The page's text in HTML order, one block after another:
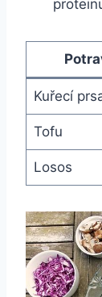
Kuřecí
Tofu
Losos